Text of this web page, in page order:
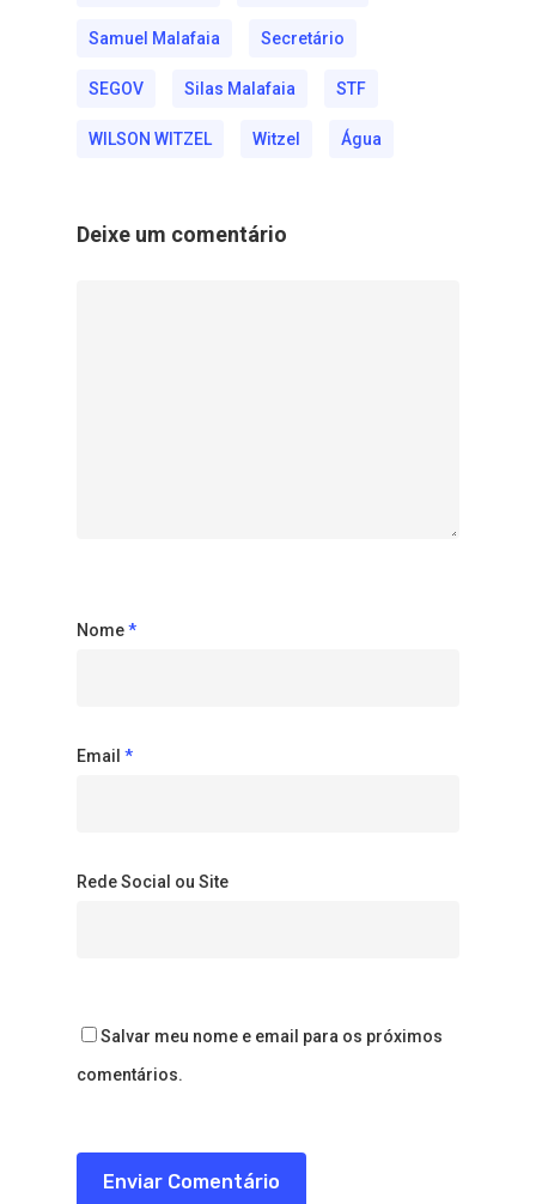
Samuel Malafaia Secretário
SEGOV Silas Malafaia STF
WILSON WITZEL Witzel Água
Deixe um comentário
Nome*
Email *
Rede Social ou Site
Salvar meu nome e email para os próximos
comentários.